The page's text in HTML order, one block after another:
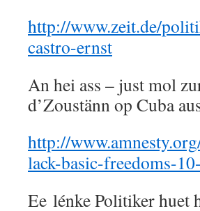
http://www.zeit.de/
castro-ernst
An hei ass – just mol
d’Zoustänn op Cuba
http://
lack-basic-freedoms-
Ee lénke Politiker huet